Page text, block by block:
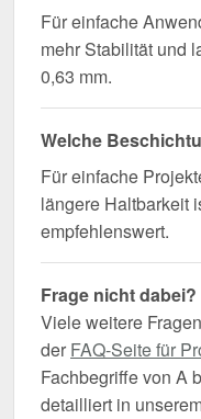
Für einfache
mehr Stabilität und
0,63 mm.
Welche
Für einfache
längere Haltbarkeit
empfehlenswert.
Frage nicht dabei?
Viele weitere
der FAQ-Seite für
Fachbegriffe von A
detailliert in